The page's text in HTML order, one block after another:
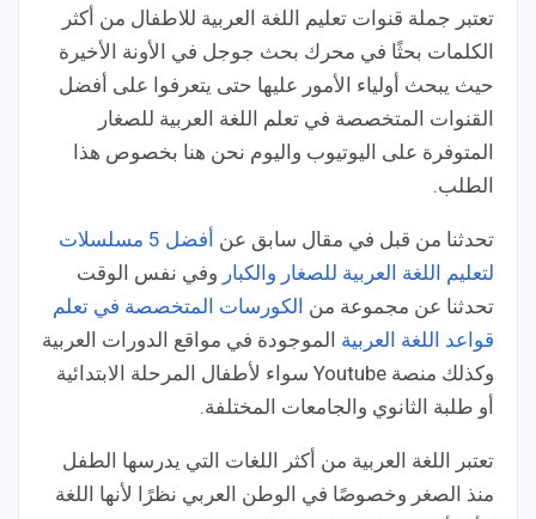
تعتبر جملة قنوات تعليم اللغة العربية للاطفال من أكثر
الكلمات بحثًا في محرك بحث جوجل في الأونة الأخيرة
حيث يبحث أولياء الأمور عليها حتى يتعرفوا على أفضل
القنوات المتخصصة في تعلم اللغة العربية للصغار
المتوفرة على اليوتيوب واليوم نحن هنا بخصوص هذا
الطلب.
تحدثنا من قبل في مقال سابق عن
أفضل 5 مسلسلات
لتعليم اللغة العربية للصغار والكبار وفي نفس الوقت
تحدثنا عن مجموعة من الكورسات المتخصصة في تعلم
قواعد اللغة العربية الموجودة في مواقع الدورات العربية
وكذلك منصة Youtube سواء لأطفال المرحلة الابتدائية
أو طلبة الثانوي والجامعات المختلفة.
تعتبر اللغة العربية من أكثر اللغات التي يدرسها الطفل
منذ الصغر وخصوصًا في الوطن العربي نظرًا لأنها اللغة